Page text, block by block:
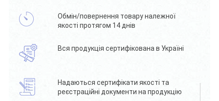
Обмін/повернення товару належної
якості протягом 14 днів
Вся продукція сертифікована в Україні
Надаються сертифікати якості та
реєстраційні документи на продукцію